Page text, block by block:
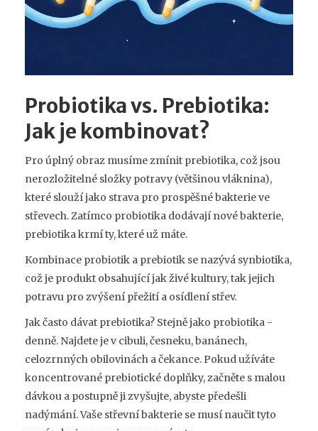
Probiotika vs. Prebiotika:
Jak je kombinovat?
Pro úplný obraz musíme zmínit prebiotika, což jsou
nerozložitelné složky potravy (většinou vláknina),
které slouží jako strava pro prospěšné bakterie ve
střevech. Zatímco probiotika dodávají nové bakterie,
prebiotika krmí ty, které už máte.
Kombinace probiotik a prebiotik se nazývá synbiotika,
což je produkt obsahující jak živé kultury, tak jejich
potravu pro zvýšení přežití a osídlení střev.
Jak často dávat prebiotika? Stejně jako probiotika -
denně. Najdete je v cibuli, česneku, banánech,
celozrnných obilovinách a čekance. Pokud užíváte
koncentrované prebiotické doplňky, začněte s malou
dávkou a postupně ji zvyšujte, abyste předešli
nadýmání. Vaše střevní bakterie se musí naučit tyto